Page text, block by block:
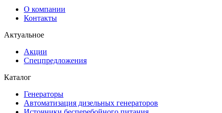
О компании
Контакты
Актуальное
Акции
Спецпредложения
Каталог
Генераторы
Автоматизация дизельных генераторов